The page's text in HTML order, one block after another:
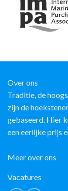
Over ons
Traditie, de
zijn de
gebaseerd. Hier
een eerlijke prijs
Meer over ons
Vacatures